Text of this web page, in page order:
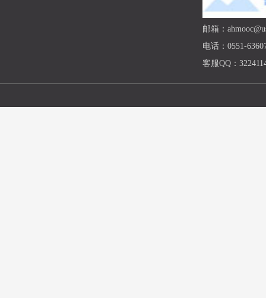
邮箱：
电话：0551-
客服QQ：